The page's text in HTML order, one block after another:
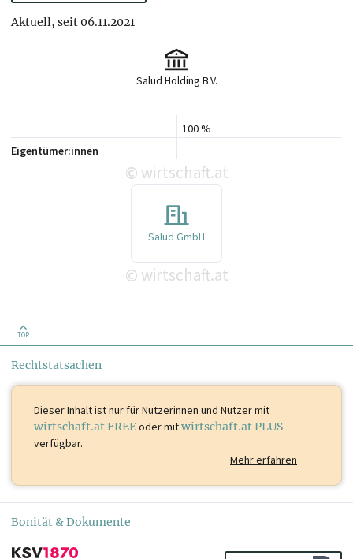
Aktuell, seit 06.11.2021
Salud Holding B.V.
100 %
Eigentümer:innen
© wirtschaft.at
Salud GmbH
© wirtschaft.at
TOP
Rechtstatsachen
Dieser Inhalt istnur für Nutzerinnen und Nutzer mit
wirtschaft.at FREEoder mitwirtschaft.at PLUS
verfügbar.
Mehr erfahren
Bonität & Dokumente